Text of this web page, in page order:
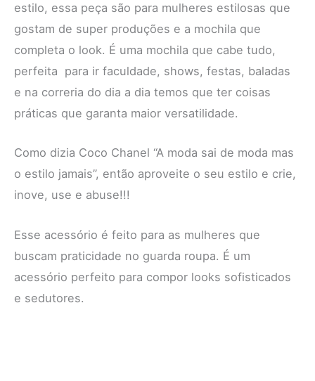
estilo, essa peça são para mulheres estilosas que
gostam de super produções e a mochila que
completa o look. É uma mochila que cabe tudo,
perfeita para ir faculdade, shows, festas, baladas
e na correria do dia a dia temos que ter coisas
práticas que garanta maior versatilidade.
Como dizia Coco Chanel “A moda sai de moda mas
o estilo jamais”, então aproveite o seu estilo e crie,
inove, use e abuse!!!
Esse acessório é feito para as mulheres que
buscam praticidade no guarda roupa. É um
acessório perfeito para compor looks sofisticados
e sedutores.